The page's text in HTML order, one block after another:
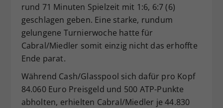
rund 71 Minuten Spielzeit mit 1:6, 6:7 (6)
geschlagen geben. Eine starke, rundum
gelungene Turnierwoche hatte für
Cabral/Miedler somit einzig nicht das erhoffte
Ende parat.
Während Cash/Glasspool sich dafür pro Kopf
84.060 Euro Preisgeld und 500 ATP-Punkte
abholten, erhielten Cabral/Miedler je 44.830